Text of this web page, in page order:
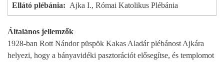
Ellátó plébánia
Ajka I., Római Katolikus Plébánia
Általános jellemzők
1928-ban Rott Nándor püspök Kakas Aladár plébánost Ajkára
helyezi, hogy a bányavidéki pasztorációt elősegítse, és templomot